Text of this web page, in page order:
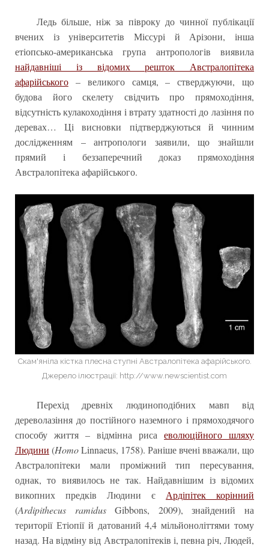
Ледь більше, ніж за півроку до чинної публікації
вчених із університетів Міссурі й Арізони, інша
етіопсько-американська група антропологів виявила
найдавніші із відомих решток Австралопітека
афарійського– великого самця, – стверджуючи, що
будова його скелету свідчить про прямоходіння,
відсутність кулакоходіння і втрату здатності до лазіння по
деревах… Ці висновки підтверджуються й чинним
дослідженням – антропологи заявили, що знайшли
прямий і беззаперечний доказ прямоходіння
Австралопітека афарійського.
Скам'яніла кістка плесна ступні Австралопітека афарійського.
Джерело ілюстрації: http://www.newscientist.com
Перехід древніх людиноподібних мавп від
дереволазіння до постійного наземного і прямоходячого
способу життя – відмінна рисаеволюційного шляху
Людини (HomoLinnaeus, 1758). Раніше вчені вважали, що
Австралопітеки мали проміжний тип пересування,
однак, то виявилось не так. Найдавнішим із відомих
викопних предків Людини є Ардіпітек корінний
(Ardipithecus ramidusGibbons, 2009), знайдений на
території Етіопії й датований 4,4 мільйоноліттями тому
назад. На відміну від Австралопітеків і, певна річ, Людей,